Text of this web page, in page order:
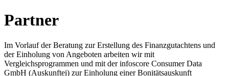
Partner
Im Vorlauf der Beratung zur Erstellung des Finanzgutachtens und
der Einholung von Angeboten arbeiten wir mit
Vergleichsprogrammen und mit der infoscore Consumer Data
GmbH (Auskunftei) zur Einholung einer Bonitätsauskunft